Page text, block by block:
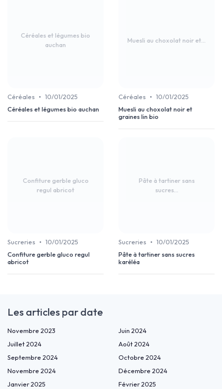
Céréales et légumes bio
auchan
Céréales • 10/01/2025
Céréales et légumes bio auchan
Muesli au choxolat noir et...
Céréales • 10/01/2025
Muesli au choxolat noir et
graines lin bio
Confiture gerble gluco
regul abricot
Sucreries • 10/01/2025
Confiture gerble gluco regul
abricot
Pâte à tartiner sans
sucres...
Sucreries • 10/01/2025
Pâte à tartiner sans sucres
karéléa
Les articles par date
Novembre 2023
Juin 2024
Juillet 2024
Août 2024
Septembre 2024
Octobre 2024
Novembre 2024
Décembre 2024
Janvier 2025
Février 2025